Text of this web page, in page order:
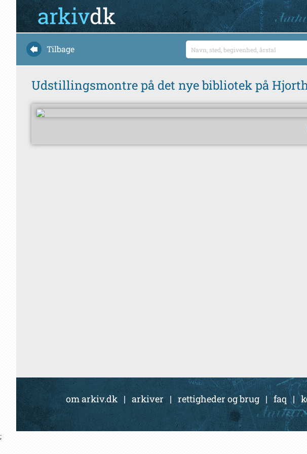
Tilbage
Udstillingsmontre på det nye bibliotek på
om arkiv.dk | arkiver| rettigheder og brug|faq |
;